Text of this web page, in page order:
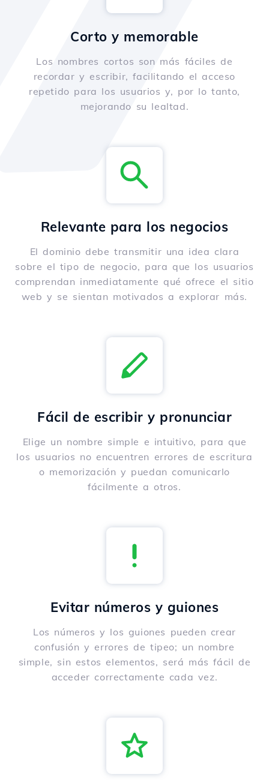
Corto y memorable
Los nombres cortos son más fáciles de
recordar y escribir, facilitando el acceso
repetido para los usuarios y, por lo tanto,
mejorando su lealtad.
Relevante para los negocios
El dominio debe transmitir una idea clara
sobre el tipo de negocio, para que los usuarios
comprendan inmediatamente qué ofrece el sitio
web y se sientan motivados a explorar más.
Fácil de escribir y pronunciar
Elige un nombre simple e intuitivo, para que
los usuarios no encuentren errores de escritura
o memorización y puedan comunicarlo
fácilmente a otros.
Evitar números y guiones
Los números y los guiones pueden crear
confusión y errores de tipeo; un nombre
simple, sin estos elementos, será más fácil de
acceder correctamente cada vez.